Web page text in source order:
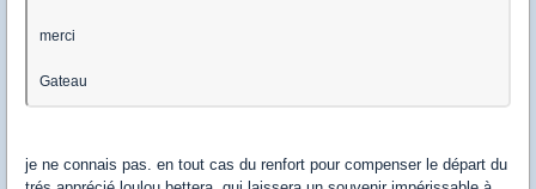
merci
Gateau
je ne connais pas. en tout cas du renfort pour compenser le départ du